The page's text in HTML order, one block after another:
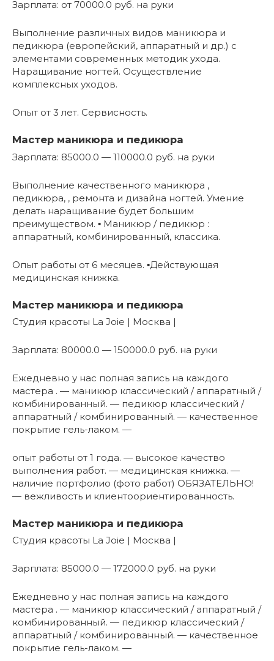
Зарплата: от 70000.0 руб. на руки
Выполнение различных видов маникюра и
педикюра (европейский, аппаратный и др.) с
элементами современных методик ухода.
Наращивание ногтей. Осуществление
комплексных уходов.
Опыт от 3 лет. Сервисность.
Мастер маникюра и педикюра
Зарплата: 85000.0 — 110000.0 руб. на руки
Выполнение качественного маникюра ,
педикюра, , ремонта и дизайна ногтей. Умение
делать наращивание будет большим
преимуществом. ▪️ Маникюр / педикюр :
аппаратный, комбинированный, классика.
Опыт работы от 6 месяцев. ▪️Действующая
медицинская книжка.
Мастер маникюра и педикюра
Студия красоты La Joie | Москва |
Зарплата: 80000.0 — 150000.0 руб. на руки
Ежедневно у нас полная запись на каждого
мастера . — маникюр классический / аппаратный /
комбинированный. — педикюр классический /
аппаратный / комбинированный. — качественное
покрытие гель-лаком. —
опыт работы от 1 года. — высокое качество
выполнения работ. — медицинская книжка. —
наличие портфолио (фото работ) ОБЯЗАТЕЛЬНО!
— вежливость и клиентоориентированность.
Мастер маникюра и педикюра
Студия красоты La Joie | Москва |
Зарплата: 85000.0 — 172000.0 руб. на руки
Ежедневно у нас полная запись на каждого
мастера . — маникюр классический / аппаратный /
комбинированный. — педикюр классический /
аппаратный / комбинированный. — качественное
покрытие гель-лаком. —